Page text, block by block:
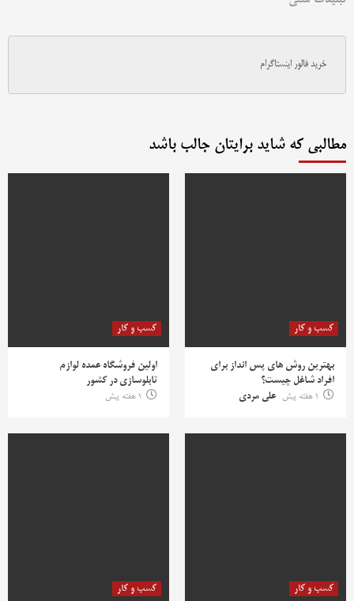
خرید فالور اینستاگرام
مطالبی که شاید برایتان جالب باشد
کسب و کار
بهترین روش‌ های پس‌ انداز برای
افراد شاغل چیست؟
1 هفته پیش
علی مردی
کسب و کار
اولین فروشگاه عمده لوازم
تابلوسازی در کشور
1 هفته پیش
کسب و کار کسب و کار